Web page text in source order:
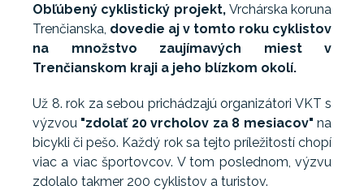
Obľúbený cyklistický projekt, Vrchárska koruna
Trenčianska, dovedie aj v tomto roku cyklistov
na množstvo zaujímavých miest v
Trenčianskom kraji a jeho blízkom okolí.
Už 8. rok za sebou prichádzajú organizátori VKT s
výzvou "zdolať 20 vrcholov za 8 mesiacov" na
bicykli či pešo. Každý rok sa tejto príležitostí chopí
viac a viac športovcov. V tom poslednom, výzvu
zdolalo takmer 200 cyklistov a turistov.